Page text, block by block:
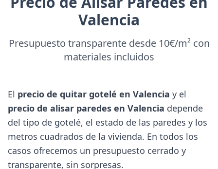
Valencia
Presupuesto transparente desde 10€/m² con
materiales incluidos
El precio de quitar gotelé en Valencia y el
precio de alisar paredes en Valencia depende
del tipo de gotelé, el estado de las paredes y los
metros cuadrados de la vivienda. En todos los
casos ofrecemos un presupuesto cerrado y
transparente, sin sorpresas.